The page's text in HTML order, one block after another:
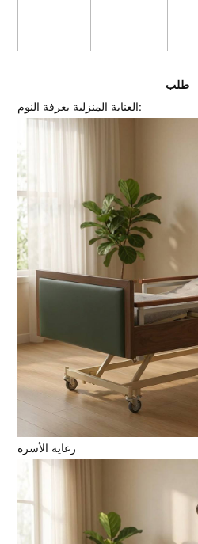
طلب
العناية المنزلية بغرفة النوم:
رعاية الأسرة